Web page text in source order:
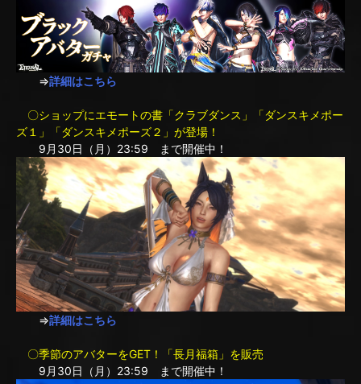
⇒詳細はこちら
〇ショップにエモートの書「クラブダンス」「ダンスキメポー
ズ１」「ダンスキメポーズ２」が登場！
9月30日（月）23:59 まで開催中！
⇒詳細はこちら
〇季節のアバターをGET！「長月福箱」を販売
9月30日（月）23:59 まで開催中！